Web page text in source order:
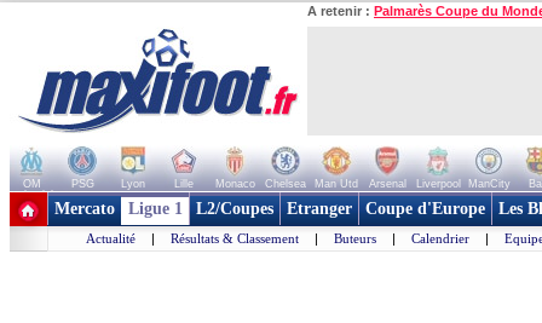
A retenir : Palmarès Coupe du
OM PSG Lyon Lille Monaco Chelsea Man Utd Arsenal Liverpool ManCity
+ de clubs
Mercato Ligue 1 L2/Coupes Etranger Coupe d'Europe Les
Actualité | Résultats & Classement | Buteurs | Calendrier |